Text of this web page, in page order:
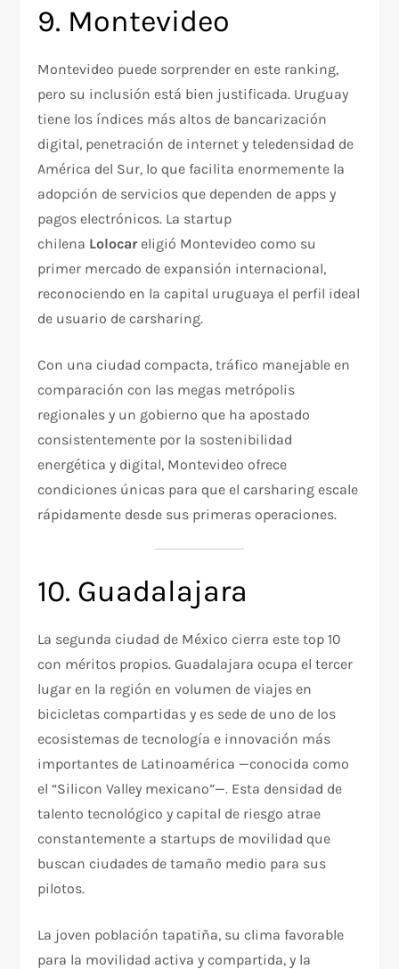
9. Montevideo
Montevideo puede sorprender en este ranking,
pero su inclusión está bien justificada. Uruguay
tiene los índices más altos de bancarización
digital, penetración de internet y teledensidad de
América del Sur, lo que facilita enormemente la
adopción de servicios que dependen de apps y
pagos electrónicos. La startup
chilena Lolocareligió Montevideo como su
primer mercado de expansión internacional,
reconociendo en la capital uruguaya el perfil ideal
de usuario de carsharing.
Con una ciudad compacta, tráfico manejable en
comparación con las megas metrópolis
regionales y un gobierno que ha apostado
consistentemente por la sostenibilidad
energética y digital, Montevideo ofrece
condiciones únicas para que el carsharing escale
rápidamente desde sus primeras operaciones.
10. Guadalajara
La segunda ciudad de México cierra este top 10
con méritos propios. Guadalajara ocupa el tercer
lugar en la región en volumen de viajes en
bicicletas compartidas y es sede de uno de los
ecosistemas de tecnología e innovación más
importantes de Latinoamérica —conocida como
el “Silicon Valley mexicano”—. Esta densidad de
talento tecnológico y capital de riesgo atrae
constantemente a startups de movilidad que
buscan ciudades de tamaño medio para sus
pilotos.
La joven población tapatiña, su clima favorable
para la movilidad activa y compartida, y la